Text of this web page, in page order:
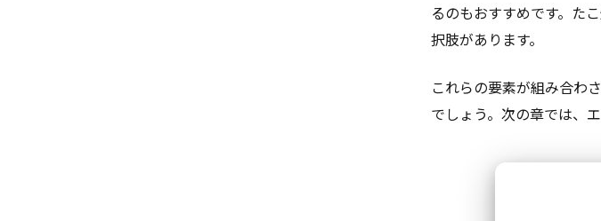
るのもおすすめです。た
択肢があります。
これらの要素が組み合わ
でしょう。次の章では、